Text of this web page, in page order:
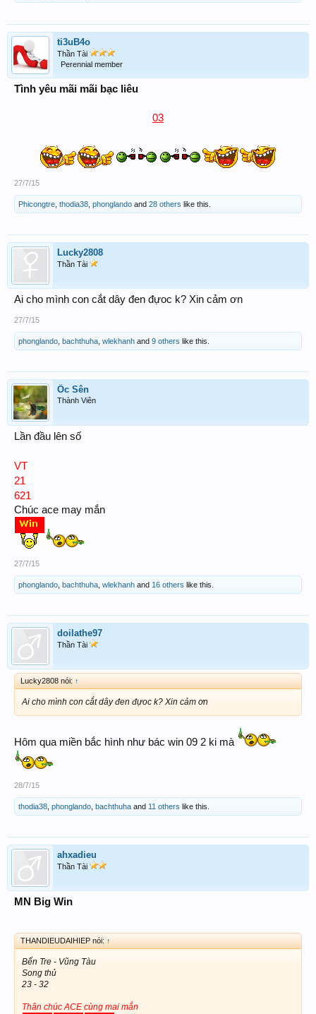
ti3uB4o
Thần Tài
Perennial member
Tình yêu mãi mãi bạc liêu
03
27/7/15
Phicongtre thodia38 phonglando and 28 others like this.
Lucky2808
Thần Tài
Ai cho mình con cắt dây đen đựoc k? Xin cảm ơn
27/7/15
phonglando bachthuha wlekhanh and 9 others like this.
Ốc Sên
Thành Viên
Lần đầu lên số
VT
21
621
Chúc ace may mắn
27/7/15
phonglando bachthuha wlekhanh and 16 others like this.
doilathe97
Thần Tài
Lucky2808 nói: ↑
Ai cho mình con cắt dây đen đựoc k? Xin cảm ơn
Hôm qua miền bắc hình như bác win 09 2 ki mà
28/7/15
thodia38 phonglando bachthuha and 11 others like this.
ahxadieu
Thần Tài
MN Big Win
THANDIEUDAIHIEP nói: ↑
Bến Tre - Vũng Tàu
Song thủ
23 - 32
Thân chúc ACE cùng mai mắn